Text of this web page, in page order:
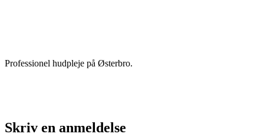
Professionel hudpleje på Østerbro.
Skriv en anmeldelse